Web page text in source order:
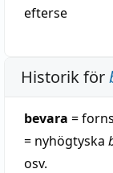
efterse
Historik för
bevara =
= nyhögtyska
osv.